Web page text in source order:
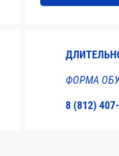
ФОРМА
8 (812)
и результатов
области ядерной и